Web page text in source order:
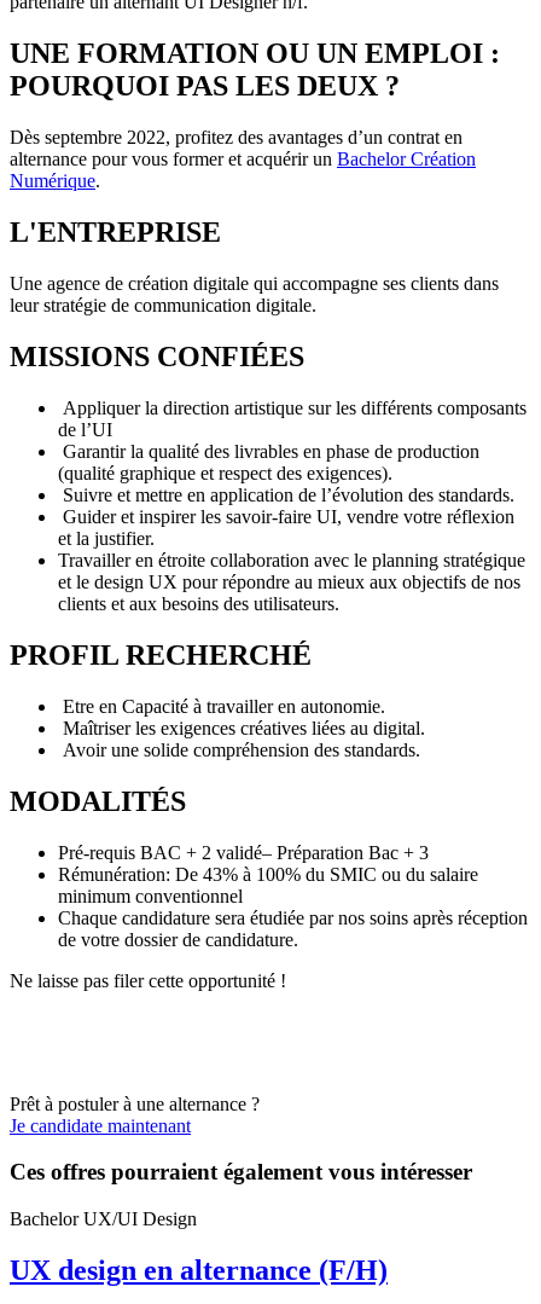
UNE FORMATION OU UN EMPLOI :
POURQUOI PAS LES DEUX ?
Dès septembre 2022, profitez des avantages d’un contrat en
alternance pour vous former et acquérir un BachelorCréation
Numérique.
L'ENTREPRISE
Une agence de création digitale qui accompagne ses clients dans
leur stratégie de communication digitale.
MISSIONS CONFIÉES
Appliquer la direction artistique sur les différents composants
de l’UI
Garantir la qualité des livrables en phase de production
(qualité graphique et respect des exigences).
Suivre et mettre en application de l’évolution des standards.
Guider et inspirer les savoir-faire UI, vendre votre réflexion
et la justifier.
Travailler en étroite collaboration avec le planning stratégique
et le design UX pour répondre au mieux aux objectifs de nos
clients et aux besoins des utilisateurs.
PROFIL RECHERCHÉ
Etre en Capacité à travailler en autonomie.
Maîtriser les exigences créatives liées au digital.
Avoir une solide compréhension des standards.
MODALITÉS
Pré-requis BAC + 2 validé– Préparation Bac + 3
Rémunération: De 43% à 100% du SMIC ou du salaire
minimum conventionnel
Chaque candidature sera étudiée par nos soins après réception
de votre dossier de candidature.
Ne laisse pas filer cette opportunité !
Prêt à postuler à une alternance ?
Je candidate maintenant
Ces offres pourraient également vous intéresser
Bachelor UX/UI Design
UX design en alternance (F/H)